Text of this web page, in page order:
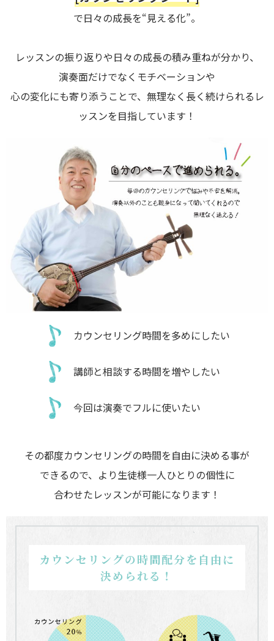
で日々の成長を“見える化”。
レッスンの振り返りや日々の成長の積み重ねが分かり、
演奏面だけでなくモチベーションや
心の変化にも寄り添うことで、無理なく長く続けられるレ
ッスンを目指しています！
カウンセリング時間を多めにしたい
講師と相談する時間を増やしたい
今回は演奏でフルに使いたい
その都度カウンセリングの時間を自由に決める事が
できるので、より生徒様一人ひとりの個性に
合わせたレッスンが可能になります！
カウンセリングの時間配分を自由に
決められる！